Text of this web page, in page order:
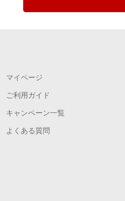
マイページ
ご利用ガイド
キャンペーン一覧
よくある質問